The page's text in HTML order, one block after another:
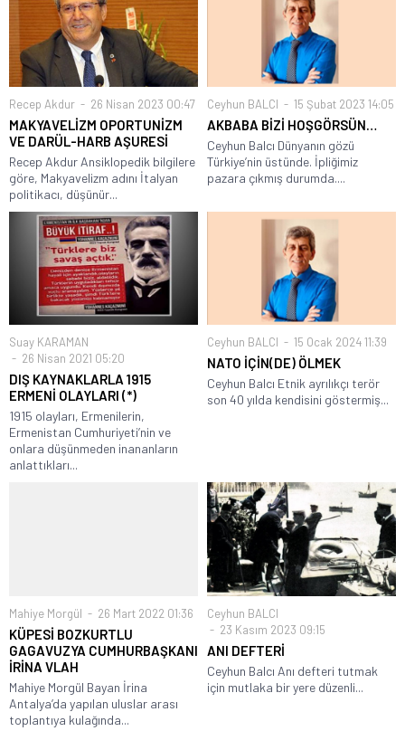
Recep Akdur 26 Nisan 2023 00:47
MAKYAVELİZM OPORTUNİZM
VE DARÜL-HARB AŞURESİ
Recep Akdur Ansiklopedik bilgilere
göre, Makyavelizm adını İtalyan
politikacı, düşünür...
Ceyhun BALCI 15 Şubat 2023 14:05
AKBABA BİZİ HOŞGÖRSÜN…
Ceyhun Balcı Dünyanın gözü
Türkiye’nin üstünde. İpliğimiz
pazara çıkmış durumda....
Suay KARAMAN
26 Nisan 2021 05:20
DIŞ KAYNAKLARLA 1915
ERMENİ OLAYLARI (*)
1915 olayları, Ermenilerin,
Ermenistan Cumhuriyeti’nin ve
onlara düşünmeden inananların
anlattıkları...
Ceyhun BALCI 15 Ocak 2024 11:39
NATO İÇİN(DE) ÖLMEK
Ceyhun Balcı Etnik ayrılıkçı terör
son 40 yılda kendisini göstermiş...
Mahiye Morgül 26 Mart 2022 01:36
KÜPESİ BOZKURTLU
GAGAVUZYA CUMHURBAŞKANI
İRİNA VLAH
Mahiye Morgül Bayan İrina
Antalya’da yapılan uluslar arası
toplantıya kulağında...
Ceyhun BALCI
23 Kasım 2023 09:15
ANI DEFTERİ
Ceyhun Balcı Anı defteri tutmak
için mutlaka bir yere düzenli...